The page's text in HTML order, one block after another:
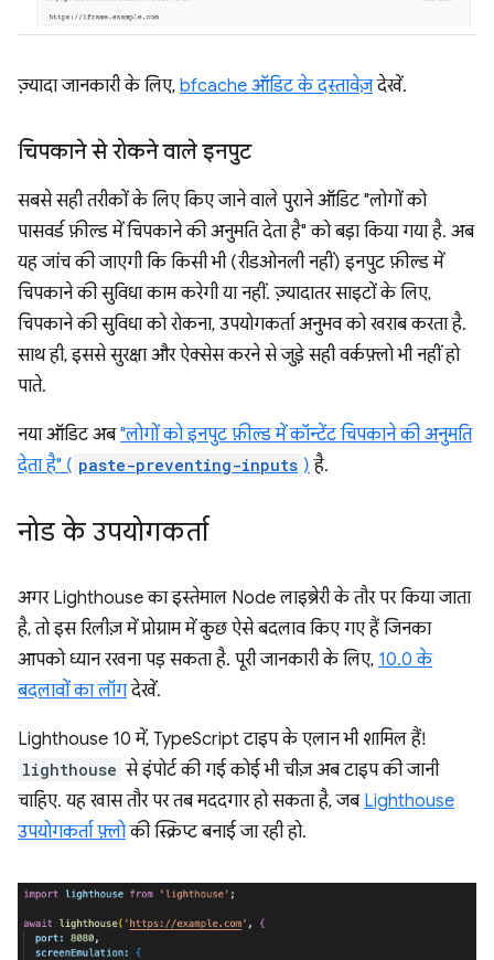
ज़्यादा जानकारी के लिए, bfcache ऑडिट के दस्तावेज़देखें.
चिपकाने से रोकने वाले इनपुट
सबसे सही तरीकों के लिए किए जाने वाले पुराने ऑडिट "लोगों को
पासवर्ड फ़ील्ड में चिपकाने की अनुमति देता है" को बड़ा किया गया है. अब
यह जांच की जाएगी कि किसी भी (रीडओनली नहीं) इनपुट फ़ील्ड में
चिपकाने की सुविधा काम करेगी या नहीं. ज़्यादातर साइटों के लिए,
चिपकाने की सुविधा को रोकना, उपयोगकर्ता अनुभव को खराब करता है.
साथ ही, इससे सुरक्षा और ऐक्सेस करने से जुड़े सही वर्कफ़्लो भी नहीं हो
पाते.
नया ऑडिट अब"लोगों को इनपुट फ़ील्ड में कॉन्टेंट चिपकाने की अनुमति
देता है" ( paste-preventing-inputs ) है.
नोड के उपयोगकर्ता
अगर Lighthouse का इस्तेमाल Node लाइब्रेरी के तौर पर किया जाता
है, तो इस रिलीज़ में प्रोग्राम में कुछ ऐसे बदलाव किए गए हैं जिनका
आपको ध्यान रखना पड़ सकता है. पूरी जानकारी के लिए, 10.0 के
बदलावों का लॉगदेखें.
Lighthouse 10 में, TypeScript टाइप के एलान भी शामिल हैं!
lighthouse से इंपोर्ट की गई कोई भी चीज़ अब टाइप की जानी
चाहिए. यह खास तौर पर तब मददगार हो सकता है, जब Lighthouse
उपयोगकर्ता फ़्लोकी स्क्रिप्ट बनाई जा रही हो.